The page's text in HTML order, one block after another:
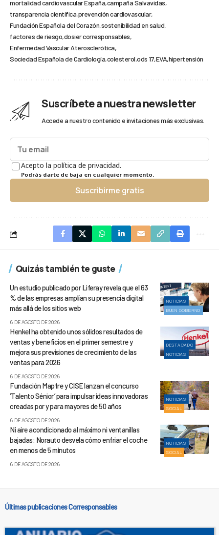
mortalidad cardiovascular España campaña Salvavidas
transparencia científica prevención cardiovascular
Fundación Española del Corazón sostenibilidad en salud
factores de riesgo dosier corresponsables
Enfermedad Vascular Aterosclerótica
Sociedad Española de Cardiología colesterol ods 17 EVA hipertensión
Suscríbete a nuestra newsletter
Accede a nuestro contenido e invitaciones más exclusivas.
Acepto la política de privacidad.
Podrás darte de baja en cualquier momento.
Suscribirme gratis
Quizás también te guste
NOTICIAS
BUEN GOBIERNO
Un estudio publicado por Liferay revela que el 63
% de las empresas amplían su presencia digital
más allá de los sitios web
6 DE AGOSTO DE 2026
DESTACADO
NOTICIAS
Henkel ha obtenido unos sólidos resultados de
ventas y beneficios en el primer semestre y
mejora sus previsiones de crecimiento de las
ventas para 2026
6 DE AGOSTO DE 2026
NOTICIAS
SOCIAL
Fundación Mapfre y CISE lanzan el concurso
‘Talento Sénior’ para impulsar ideas innovadoras
creadas por y para mayores de 50 años
6 DE AGOSTO DE 2026
NOTICIAS
SOCIAL
Ni aire acondicionado al máximo ni ventanillas
bajadas: Norauto desvela cómo enfriar el coche
en menos de 5 minutos
6 DE AGOSTO DE 2026
Últimas publicaciones Corresponsables